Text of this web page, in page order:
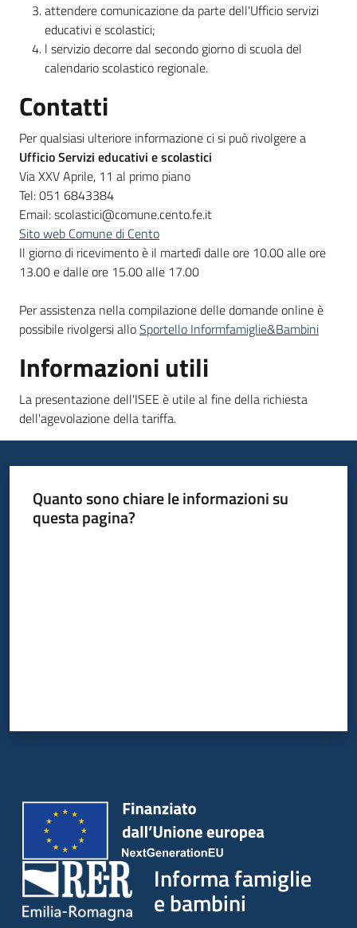
attendere comunicazione da parte dell'Ufficio servizi
educativi e scolastici;
l servizio decorre dal secondo giorno di scuola del
calendario scolastico regionale.
Contatti
Per qualsiasi ulteriore informazione ci si può rivolgere a
Ufficio Servizi educativi e scolastici
Via XXV Aprile, 11 al primo piano
Tel: 051 6843384
Email: scolastici@comune.cento.fe.it
Sito web Comune di Cento
Il giorno di ricevimento è il martedì dalle ore 10.00 alle ore
13.00 e dalle ore 15.00 alle 17.00
Per assistenza nella compilazione delle domande online è
possibile rivolgersi alloSportello Informfamiglie&Bambini
Informazioni utili
La presentazione dell'ISEE è utile al fine della richiesta
dell'agevolazione della tariffa.
Quanto sono chiare le informazioni su
questa pagina?
Informa famiglie
e bambini